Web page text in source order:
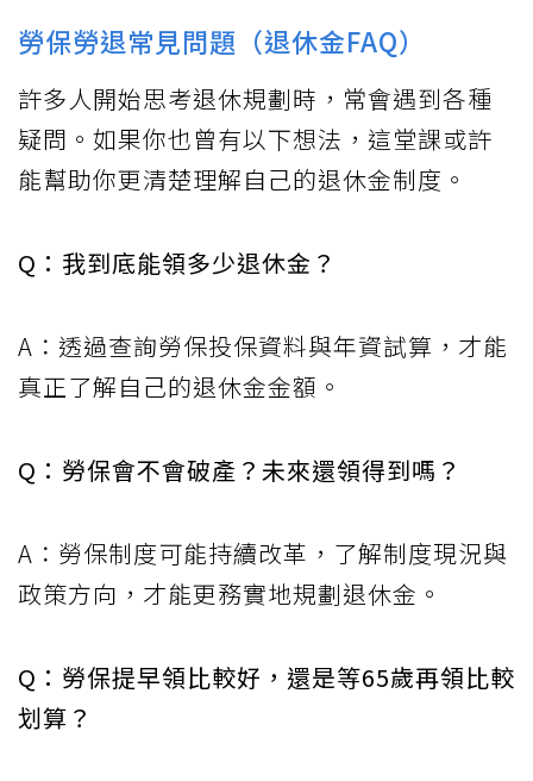
勞保勞退常見問題（退休金FAQ）
許多人開始思考退休規劃時，常會遇到各種
疑問。如果你也曾有以下想法，這堂課或許
能幫助你更清楚理解自己的退休金制度。
Q：我到底能領多少退休金？
A：透過查詢勞保投保資料與年資試算，才能
真正了解自己的退休金金額。
Q：勞保會不會破產？未來還領得到嗎？
A：勞保制度可能持續改革，了解制度現況與
政策方向，才能更務實地規劃退休金。
Q：勞保提早領比較好，還是等65歲再領比較
划算？